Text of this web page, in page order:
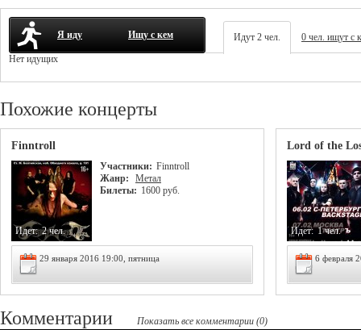
Я иду Ищу с кем Идут 2 чел.
0 чел. ищут с
Нет идущих
Похожие концерты
Finntroll
Участники: Finntroll
Жанр:
Метал
Билеты: 1600 руб.
Идет: 2 чел.
29 января 2016 19:00, пятница
Lord of the
Идет: 1 чел.
6 февраля
Комментарии
Показать все комментарии (0)